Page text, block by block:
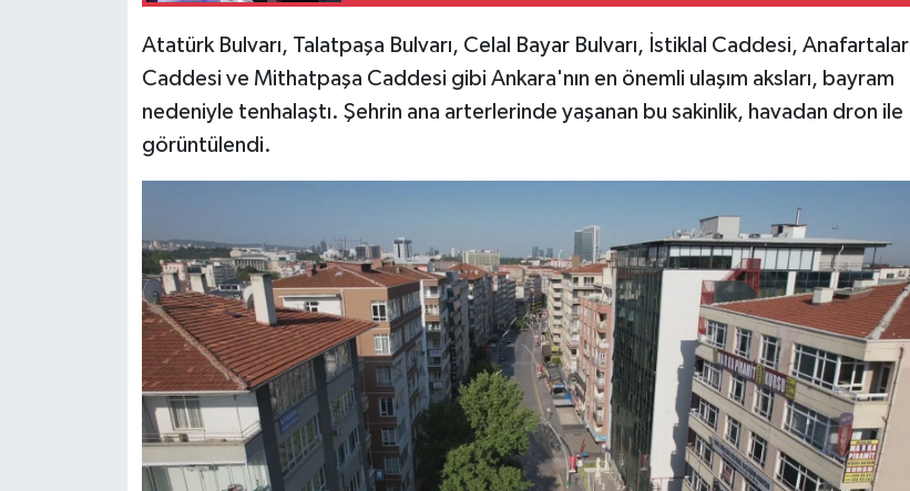
Atatürk Bulvarı, Talatpaşa Bulvarı, Celal Bayar Bulvarı, İstiklal Caddesi, Anafartalar
Caddesi ve Mithatpaşa Caddesi gibi Ankara'nın en önemli ulaşım aksları, bayram
nedeniyle tenhalaştı. Şehrin ana arterlerinde yaşanan bu sakinlik, havadan dron ile
görüntülendi.